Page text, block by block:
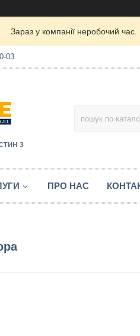
Зараз у компанії неробочий
03
з
ПРО НАС